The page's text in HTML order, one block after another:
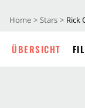
Home Stars Rick
ÜBERSICHT